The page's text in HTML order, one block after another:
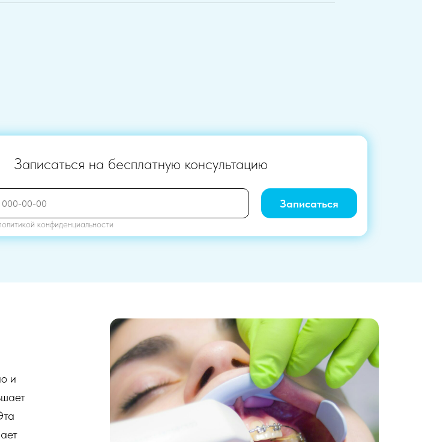
конфиденциальности
Записаться
Записаться на бесплатную консультацию
и